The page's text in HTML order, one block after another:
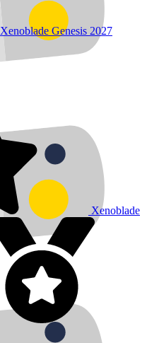
Xenoblade Genesis 2027
Xenoblade